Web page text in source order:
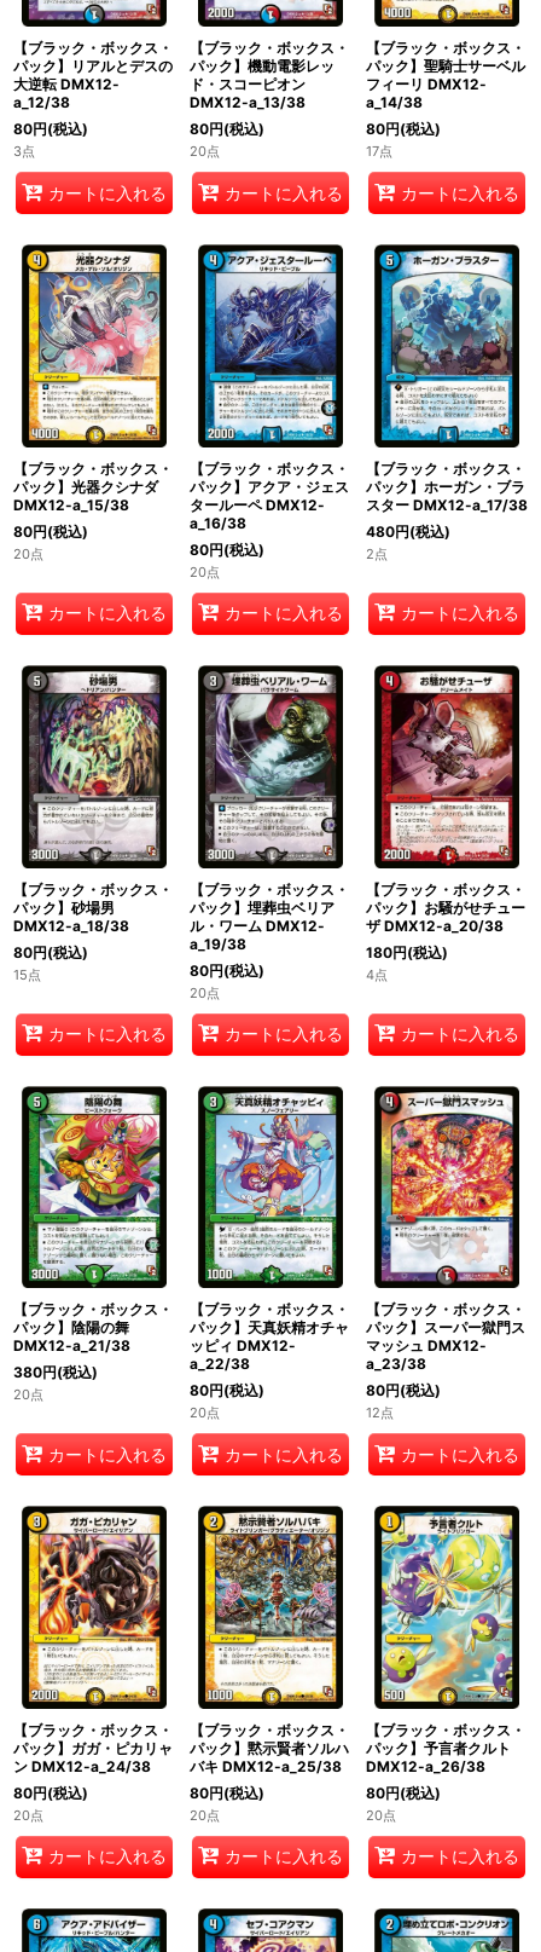
【ブラック・ボックス・
パック】リアルとデスの
大逆転 DMX12-
a_12/38
80円(税込)
3点
カートに入れる
【ブラック・ボックス・
パック】機動電影レッ
ド・スコーピオン
DMX12-a_13/38
80円(税込)
20点
カートに入れる
【ブラック・ボックス・
パック】聖騎士サーベル
フィーリ DMX12-
a_14/38
80円(税込)
17点
カートに入れる
【ブラック・ボックス・
パック】光器クシナダ
DMX12-a_15/38
80円(税込)
20点
カートに入れる
【ブラック・ボックス・
パック】アクア・ジェス
タールーペ DMX12-
a_16/38
80円(税込)
20点
カートに入れる
【ブラック・ボックス・
パック】ホーガン・ブラ
スター DMX12-a_17/38
480円(税込)
2点
カートに入れる
【ブラック・ボックス・
パック】砂場男
DMX12-a_18/38
80円(税込)
15点
カートに入れる
【ブラック・ボックス・
パック】埋葬虫ベリア
ル・ワーム DMX12-
a_19/38
80円(税込)
20点
カートに入れる
【ブラック・ボックス・
パック】お騒がせチュー
ザ DMX12-a_20/38
180円(税込)
4点
カートに入れる
【ブラック・ボックス・
パック】陰陽の舞
DMX12-a_21/38
380円(税込)
20点
カートに入れる
【ブラック・ボックス・
パック】天真妖精オチャ
ッピィ DMX12-
a_22/38
80円(税込)
20点
カートに入れる
【ブラック・ボックス・
パック】スーパー獄門ス
マッシュ DMX12-
a_23/38
80円(税込)
12点
カートに入れる
【ブラック・ボックス・
パック】ガガ・ピカリャ
ン DMX12-a_24/38
80円(税込)
20点
カートに入れる
【ブラック・ボックス・
パック】黙示賢者ソルハ
バキ DMX12-a_25/38
80円(税込)
20点
カートに入れる
【ブラック・ボックス・
パック】予言者クルト
DMX12-a_26/38
80円(税込)
20点
カートに入れる